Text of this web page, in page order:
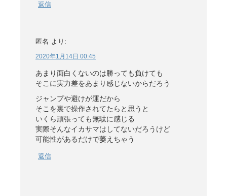
返信
匿名 より:
2020年1月14日 00:45
あまり面白くないのは勝っても負けても
そこに実力差をあまり感じないからだろう
ジャンプや避けが運だから
そこを裏で操作されてたらと思うと
いくら頑張っても無駄に感じる
実際そんなイカサマはしてないだろうけど
可能性があるだけで萎えちゃう
返信